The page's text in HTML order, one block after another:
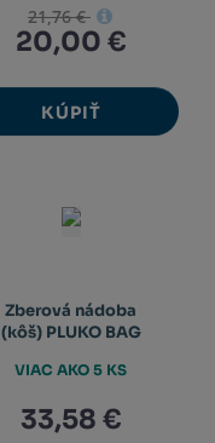
21,76 €
20,00 €
KÚPIŤ
Zberová nádoba
(kôš) PLUKO BAG
33,58 €
VIAC AKO 5 KS